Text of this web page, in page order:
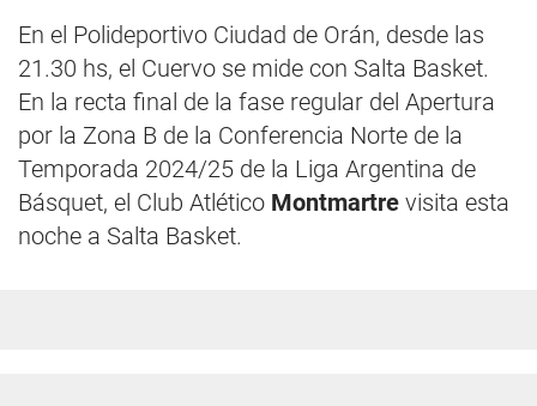
En el Polideportivo Ciudad de Orán, desde las
21.30 hs, el Cuervo se mide con Salta Basket.
En la recta final de la fase regular del Apertura
por la Zona B de la Conferencia Norte de la
Temporada 2024/25 de la Liga Argentina de
Básquet, el Club Atlético Montmartre visita esta
noche a Salta Basket.